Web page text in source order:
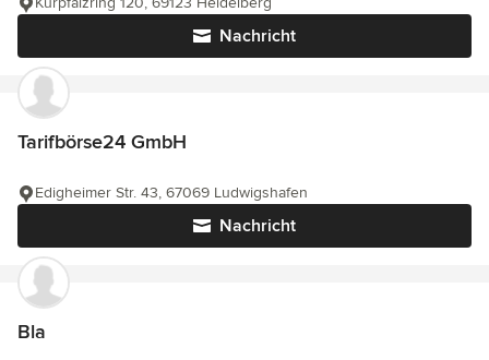
Nachricht
Tarifbörse24 GmbH
Nachricht
Edigheimer Str. 43, 67069 Ludwigshafen
Bla